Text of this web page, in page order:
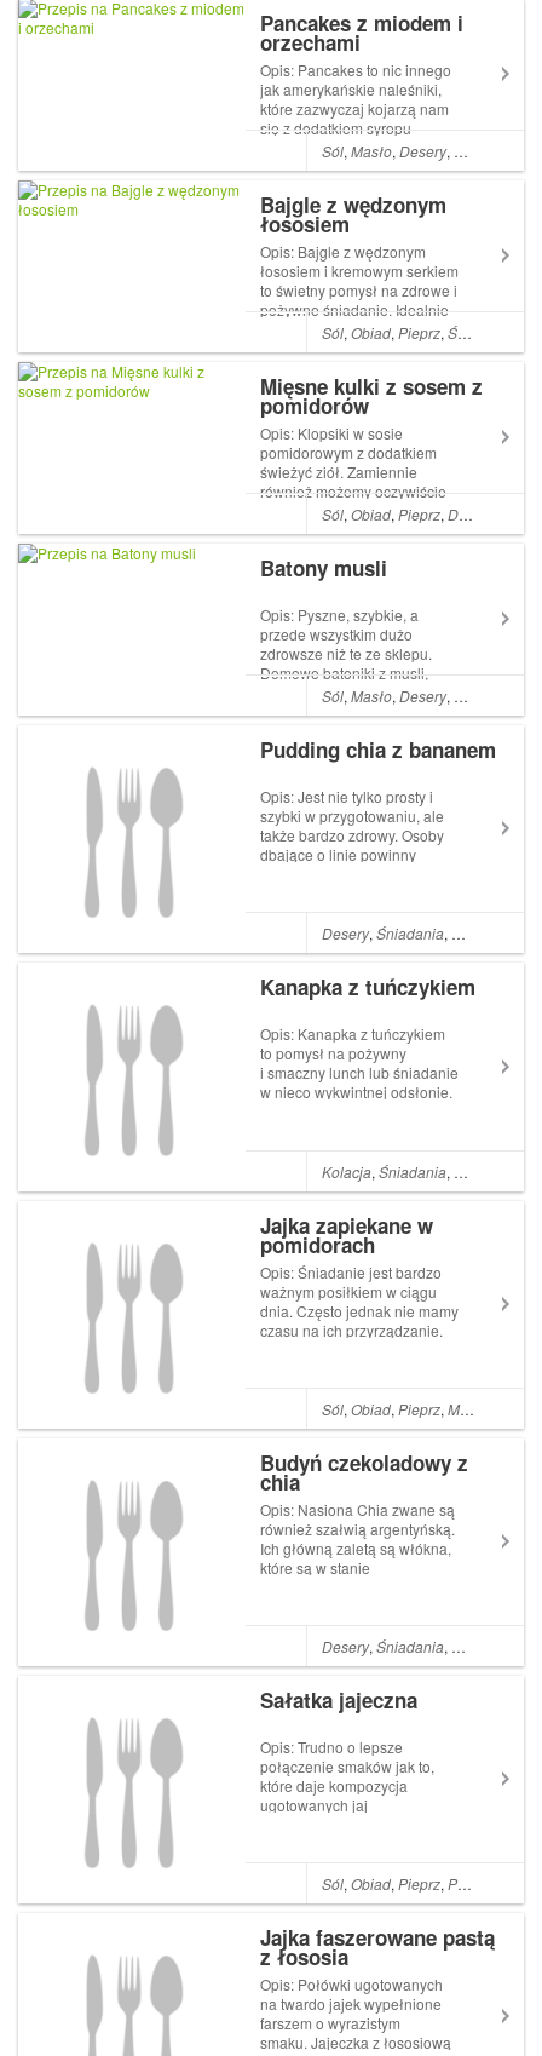
naszym...
Pancakes z miodem i
orzechami
Opis: Pancakes to nic innego
jak amerykańskie naleśniki,
które zazwyczaj kojarzą nam
się z dodatkiem syropu
klonowego. Ale ja polecam
inny wyśmienity przepis na tą
zapraszam na przepis z
dodatkiem miodu oraz z
orzechami. Składnik...
Sól,Masło,Desery, Śniadania
Bajgle z wędzonym
łososiem
Opis: Bajgle z wędzonym
łososiem i kremowym serkiem
to świetny pomysł na zdrowe i
pożywne śniadanie. Idealnie
nadadzą się również na
drugie śniadanie do pracy czy
250 g chudego twarożku 100
g wędzonego łososia 2 łyżki
natura...
Sól,Obiad,Pieprz,Śniadania
Mięsne kulki z sosem z
pomidorów
Opis: Klopsiki w sosie
pomidorowym z dodatkiem
świeżyć ziół. Zamiennie
również możemy oczywiście
używać suszonych ziół.
Klopsiki są niezwykle
ale smakują i dzieciom
i dorosłym. Pulpety w sosie
pomidorowym to pomysł na
smaczny obiad, ...
Sól,Obiad,Pieprz,Dania główne
Batony musli
Opis: Pyszne, szybkie, a
przede wszystkim dużo
zdrowsze niż te ze sklepu.
Domowe batoniki z musli,
które można przygotować w
wielu wariantach. Składniki: 2
łyżki masła 1/2 szklanki
brązowego cukru 1/3 szklanki
miodu 1/4 szk...
Sól,Masło,Desery, Śniadania
Pudding chia z bananem
Opis: Jest nie tylko prosty i
szybki w przygotowaniu, ale
także bardzo zdrowy. Osoby
dbające o linie powinny
wpłynie na nasz organizm,
nie szkodząc przy tym w
Desery,Śniadania, Banan
Kanapka z tuńczykiem
Opis: Kanapka z tuńczykiem
to pomysł na pożywny
i smaczny lunch lub śniadanie
w nieco wykwintnej odsłonie.
Składniki: 1 długa bułka
pszenna Kilka listków sałaty 1
Kolacja,Śniadania, Jajka
Jajka zapiekane w
pomidorach
Opis: Śniadanie jest bardzo
ważnym posiłkiem w ciągu
dnia. Często jednak nie mamy
czasu na ich przyrządzanie.
bardzo fajne i smaczne
śniadanie. Składniki: 4
Sól,Obiad,Pieprz,Masło
Budyń czekoladowy z
chia
Opis: Nasiona Chia zwane są
również szałwią argentyńską.
Ich główną zaletą są włókna,
które są w stanie
nawilżające. Należy jednak
pamiętać, żeby podawać je z
Desery,Śniadania, Miód
Sałatka jajeczna
Opis: Trudno o lepsze
połączenie smaków jak to,
które daje kompozycja
ugotowanych jaj
gotowania i smażenia.
Składniki: 5 jajek
łyżek majonezu 200 ...
Sól,Obiad,Pieprz,Polska
Jajka faszerowane pastą
z łososia
Opis: Połówki ugotowanych
na twardo jajek wypełnione
farszem o wyrazistym
smaku. Jajeczka z łososiową